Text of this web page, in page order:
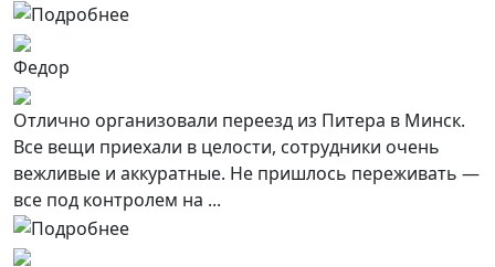
Федор
Отлично организовали переезд из Питера в Минск.
Все вещи приехали в целости, сотрудники очень
вежливые и аккуратные. Не пришлось переживать —
все под контролем на ...